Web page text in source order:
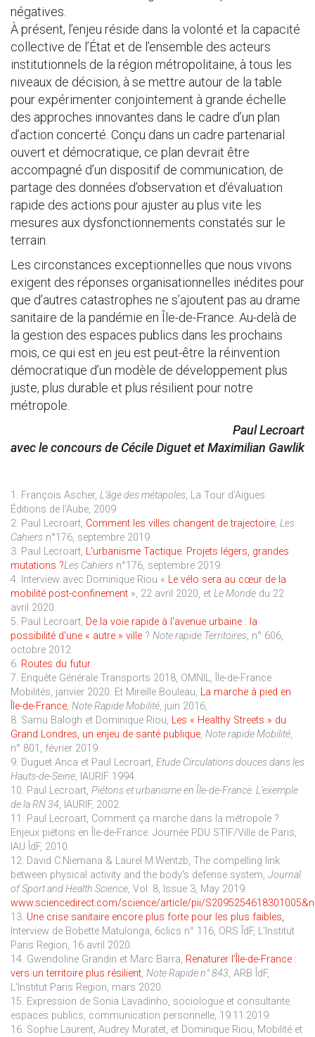
négatives.
À présent, l’enjeu réside dans la volonté et la capacité
collective de l’État et de l’ensemble des acteurs
institutionnels de la région métropolitaine, à tous les
niveaux de décision, à se mettre autour de la table
pour expérimenter conjointement à grande échelle
des approches innovantes dans le cadre d’un plan
d’action concerté. Conçu dans un cadre partenarial
ouvert et démocratique, ce plan devrait être
accompagné d’un dispositif de communication, de
partage des données d’observation et d’évaluation
rapide des actions pour ajuster au plus vite les
mesures aux dysfonctionnements constatés sur le
terrain.
Les circonstances exceptionnelles que nous vivons
exigent des réponses organisationnelles inédites pour
que d’autres catastrophes ne s’ajoutent pas au drame
sanitaire de la pandémie en Île-de-France. Au-delà de
la gestion des espaces publics dans les prochains
mois, ce qui est en jeu est peut-être la réinvention
démocratique d’un modèle de développement plus
juste, plus durable et plus résilient pour notre
métropole.
Paul Lecroart
avec le concours de Cécile Diguet et Maximilian Gawlik
1. François Ascher, L’âge des métapoles, La Tour d’Aigues.
Éditions de l’Aube, 2009
2. Paul Lecroart, Comment les villes changent de trajectoire, Les
Cahiers n°176, septembre 2019.
3. Paul Lecroart, L'urbanisme Tactique. Projets légers, grandes
mutations ?Les Cahiers n°176, septembre 2019.
4. Interview avec Dominique Riou « Le vélo sera au cœur de la
mobilité post-confinement », 22 avril 2020, et Le Monde du 22
avril 2020.
5. Paul Lecroart, De la voie rapide à l'avenue urbaine : la
possibilité d'une « autre » ville ? Note rapide Territoires, n° 606,
octobre 2012.
6. Routes du futur
7. Enquête Générale Transports 2018, OMNIL, Île-de-France
Mobilités, janvier 2020. Et Mireille Bouleau, La marche à pied en
Île-de-France, Note Rapide Mobilité, juin 2016,
8. Samu Balogh et Dominique Riou, Les « Healthy Streets » du
Grand Londres, un enjeu de santé publique, Note rapide Mobilité,
n° 801, février 2019.
9. Duguet Anca et Paul Lecroart, Etude Circulations douces dans les
Hauts-de-Seine, IAURIF 1994.
10. Paul Lecroart, Piétons et urbanisme en Île-de-France. L’exemple
de la RN 34, IAURIF, 2002.
11. Paul Lecroart, Comment ça marche dans la métropole ?
Enjeux piétons en Île-de-France. Journée PDU STIF/Ville de Paris,
IAU ÎdF, 2010.
12. David C.Niemana & Laurel M.Wentzb, The compelling link
between physical activity and the body's defense system, Journal
of Sport and Health Science, Vol. 8, Issue 3, May 2019.
www.sciencedirect.com/science/article/pii/
13. Une crise sanitaire encore plus forte pour les plus faibles,
Interview de Bobette Matulonga, 6clics n° 116, ORS ÎdF, L'Institut
Paris Region, 16 avril 2020.
14. Gwendoline Grandin et Marc Barra, Renaturer l’Île-de-France :
vers un territoire plus résilient, Note Rapide n° 843, ARB ÎdF,
L'Institut Paris Region, mars 2020.
15. Expression de Sonia Lavadinho, sociologue et consultante
espaces publics, communication personnelle, 19.11.2019.
16. Sophie Laurent, Audrey Muratet, et Dominique Riou, Mobilité et